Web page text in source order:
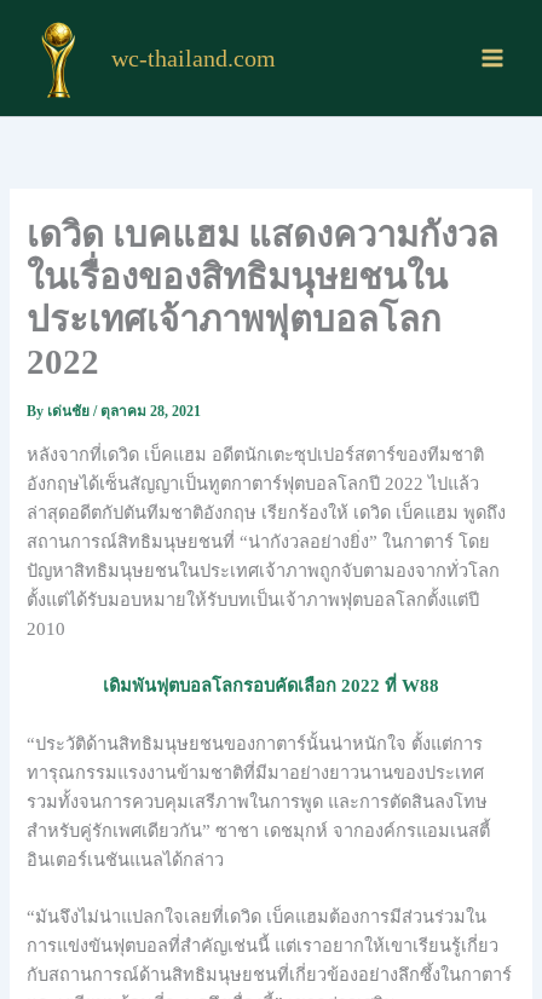
content
wc-thailand.com
เดวิด เบคแฮม แสดงความกังวล
ในเรื่องของสิทธิมนุษยชนใน
ประเทศเจ้าภาพฟุตบอลโลก
2022
By เด่นชัย/ตุลาคม 28, 2021
หลังจากที่เดวิด เบ็คแฮม อดีตนักเตะซุปเปอร์สตาร์ของทีมชาติ
อังกฤษได้เซ็นสัญญาเป็นทูตกาตาร์ฟุตบอลโลกปี 2022 ไปแล้ว
ล่าสุดอดีตกัปตันทีมชาติอังกฤษ เรียกร้องให้ เดวิด เบ็คแฮม พูดถึง
สถานการณ์สิทธิมนุษยชนที่ “น่ากังวลอย่างยิ่ง” ในกาตาร์ โดย
ปัญหาสิทธิมนุษยชนในประเทศเจ้าภาพถูกจับตามองจากทั่วโลก
ตั้งแต่ได้รับมอบหมายให้รับบทเป็นเจ้าภาพฟุตบอลโลกตั้งแต่ปี
2010
เดิมพันฟุตบอลโลกรอบคัดเลือก 2022 ที่ W88
“ประวัติด้านสิทธิมนุษยชนของกาตาร์นั้นน่าหนักใจ ตั้งแต่การ
ทารุณกรรมแรงงานข้ามชาติที่มีมาอย่างยาวนานของประเทศ
รวมทั้งจนการควบคุมเสรีภาพในการพูด และการตัดสินลงโทษ
สำหรับคู่รักเพศเดียวกัน” ซาชา เดชมุกห์ จากองค์กรแอมเนสตี้
อินเตอร์เนชันแนลได้กล่าว
“มันจึงไม่น่าแปลกใจเลยที่เดวิด เบ็คแฮมต้องการมีส่วนร่วมใน
การแข่งขันฟุตบอลที่สำคัญเช่นนี้ แต่เราอยากให้เขาเรียนรู้เกี่ยว
กับสถานการณ์ด้านสิทธิมนุษยชนที่เกี่ยวข้องอย่างลึกซึ้งในกาตาร์